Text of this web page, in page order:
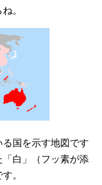
。
国を示す地図です
白」（フッ素が添
。